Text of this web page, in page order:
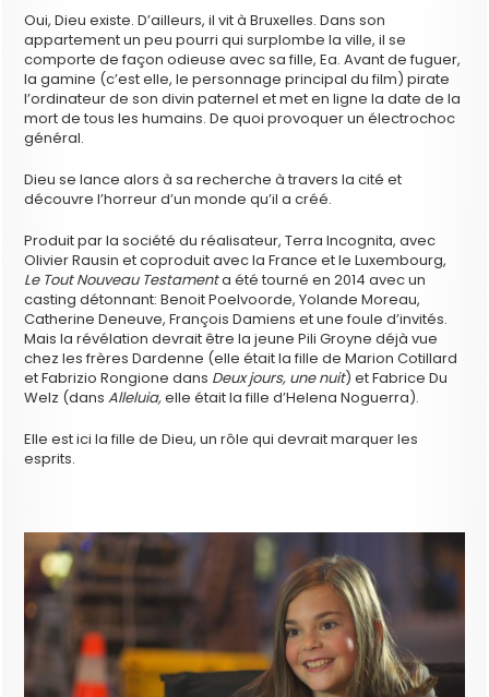
Oui, Dieu existe. D’ailleurs, il vit à Bruxelles. Dans son
appartement un peu pourri qui surplombe la ville, il se
comporte de façon odieuse avec sa fille, Ea. Avant de fuguer,
la gamine (c’est elle, le personnage principal du film) pirate
l’ordinateur de son divin paternel et met en ligne la date de la
mort de tous les humains. De quoi provoquer un électrochoc
général.
Dieu se lance alors à sa recherche à travers la cité et
découvre l’horreur d’un monde qu’il a créé.
Produit par la société du réalisateur, Terra Incognita, avec
Olivier Rausin et coproduit avec la France et le Luxembourg,
Le Tout Nouveau Testamenta été tourné en 2014 avec un
casting détonnant: Benoit Poelvoorde, Yolande Moreau,
Catherine Deneuve, François Damiens et une foule d’invités.
Mais la révélation devrait être la jeune Pili Groyne déjà vue
chez les frères Dardenne (elle était la fille de Marion Cotillard
et Fabrizio Rongione dans Deux jours, une nuit) et Fabrice Du
Welz (dansAlleluia,elle était la fille d’Helena Noguerra).
Elle est ici la fille de Dieu, un rôle qui devrait marquer les
esprits.